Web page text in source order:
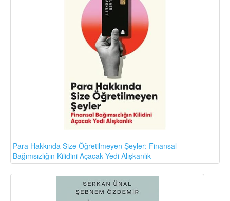
Para Hakkında Size Öğretilmeyen Şeyler: Finansal
Bağımsızlığın Kilidini Açacak Yedi Alışkanlık